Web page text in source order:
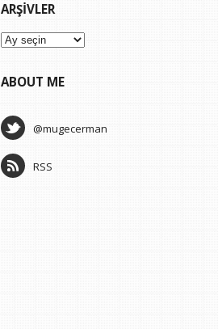
ARŞIVLER
Arşivler
ABOUT ME
@mugecerman
RSS